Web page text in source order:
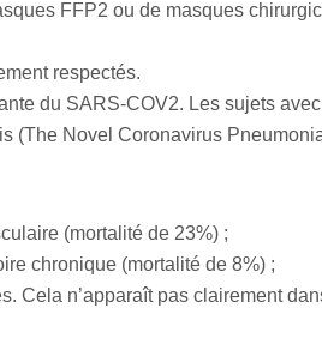
FFP2 ou de masques
respectés.
du SARS-COV2. Les sujets
(The Novel Coronavirus
(mortalité de 23%) ;
chronique (mortalité de 8%) ;
Cela n’apparaît pas clairement